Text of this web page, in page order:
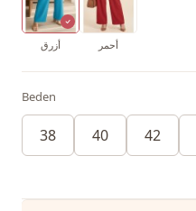
أزرق أحمر
Beden
38 40 42